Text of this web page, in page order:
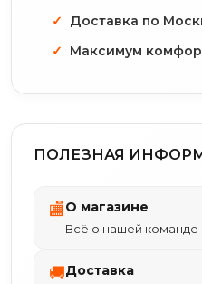
Доставка по
Максимум
ПОЛЕЗНАЯ
🏬О магазине
Всё о нашей команде
🚚Доставка